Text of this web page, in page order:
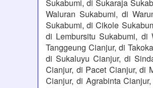
Sukabumi, di Sukaraja
Waluran Sukabumi, di
Sukabumi, di Cikole
di Lembursitu Sukabumi, di
Tanggeung Cianjur, di
di Sukaluyu Cianjur, di
Cianjur, di Pacet Cianjur, di
Cianjur, di Agrabinta